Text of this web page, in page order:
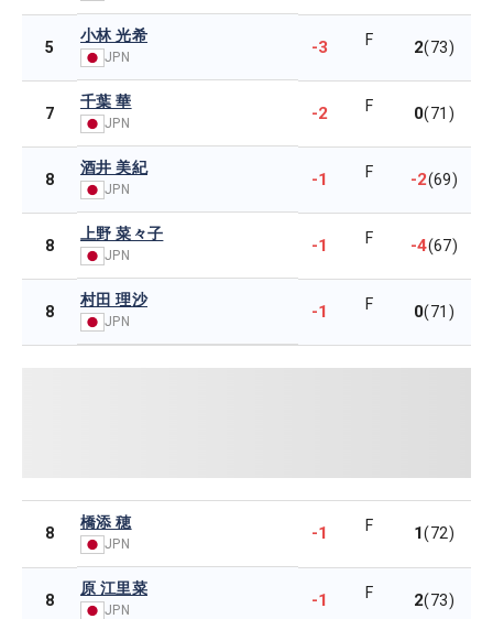
5
小林 光希
JPN -3 F 2(73)
7
千葉 華
JPN -2 F 0(71)
8
酒井 美紀
JPN -1 F -2(69)
8
上野 菜々子
JPN -1 F -4(67)
8
村田 理沙
JPN -1 F 0(71)
8
橋添 穂
JPN
-1 F 1(72)
8
原 江里菜
JPN -1 F 2(73)